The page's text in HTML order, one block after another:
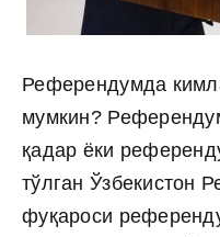
Референдумда
мумкин?
қадар ёки
тўлган Ўзбекистон
фуқароси